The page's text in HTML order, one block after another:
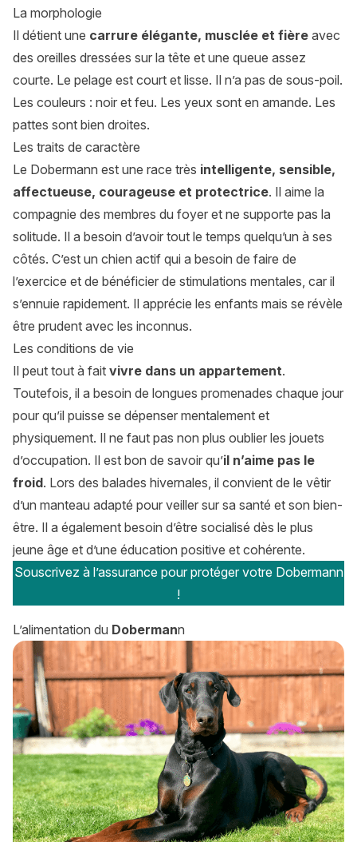
La morphologie
Il détient une carrure élégante, musclée et fière avec
des oreilles dressées sur la tête et une queue assez
courte. Le pelage est court et lisse. Il n’a pas de sous-poil.
Les couleurs : noir et feu. Les yeux sont en amande. Les
pattes sont bien droites.
Les traits de caractère
Le Dobermann est une race très intelligente, sensible,
affectueuse, courageuse et protectrice. Il aime la
compagnie des membres du foyer et ne supporte pas la
solitude. Il a besoin d’avoir tout le temps quelqu’un à ses
côtés. C’est un chien actif qui a besoin de faire de
l’exercice et de bénéficier de stimulations mentales, car il
s’ennuie rapidement. Il apprécie les enfants mais se révèle
être prudent avec les inconnus.
Les conditions de vie
Il peut tout à fait vivre dans un appartement.
Toutefois, il a besoin de longues promenades chaque jour
pour qu’il puisse se dépenser mentalement et
physiquement. Il ne faut pas non plus oublier les jouets
d’occupation. Il est bon de savoir qu’il n’aime pas le
froid. Lors des balades hivernales, il convient de le vêtir
d’un manteau adapté pour veiller sur sa santé et son bien-
être. Il a également besoin d’être socialisé dès le plus
jeune âge et d’une éducation positive et cohérente.
Souscrivez à l’assurance pour protéger votre Dobermann
!
L’alimentation du Dobermann